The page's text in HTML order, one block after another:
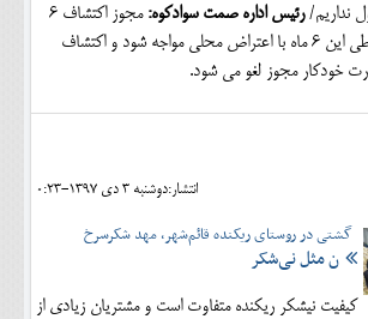
نداریم/رئیس اداره صمت سوادکوه:
مجوز اکتشاف 6
ماه اعتبار دارد و اگر طی این 6 ماه با اعتراض محلی مواجه شود و اکتشاف
خودکار مجوز لغو می شود.
انتشار:دوشنبه 3 دی 1397-0:23
گشتی در روستای ریکنده قائم‌شهر، مهد شکرسرخ
ن مثل نی‌شکر
کیفیت نیشکر ریکنده متفاوت است و مشتریان زیادی از